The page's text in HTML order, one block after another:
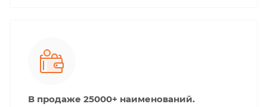
В продаже 25000+ наименований.